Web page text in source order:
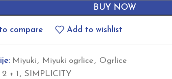
BUY NOW
compare Add to wishlist
Miyuki , Miyuki ogrlice, Ogrlice
2 + 1 , SIMPLICITY